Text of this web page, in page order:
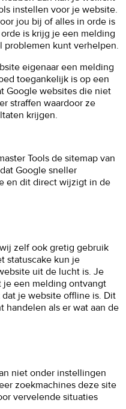
instellen voor je website.
jou bij of alles in orde is
is krijg je een melding
problemen kunt verhelpen.
eigenaar een melding
toegankelijk is op een
Google websites die niet
straffen waardoor ze
krijgen.
Tools de sitemap van
Google sneller
en dit direct wijzigt in de
zelf ook gretig gebruik
statuscake kun je
uit de lucht is. Je
je een melding ontvangt
je website offline is. Dit
handelen als er wat aan de
niet onder instellingen
zoekmachines deze site
vervelende situaties